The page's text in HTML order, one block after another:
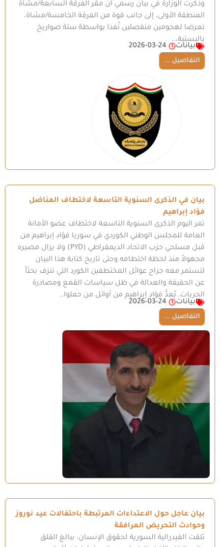
وذكرت الوزارة في بيان رسمي أن مقر الفرقة السابعة/مشاة
المنطقة الأولى، إلى جانب قوة من الفرقة الخامسة/مشاة،
تعرضا لهجومين منفصلين نُفذا بواسطة ستة صواريخ
باليستية،…
بيانات
2026-03-24
التفاصيل ...
بيان في الذكرى السنوية التاسعة لاختطاف المناضل
فؤاد إبراهيم
تمر اليوم الذكرى السنوية التاسعة لاختطاف عضو الأمانة
العامة للمجلس الوطني الكوردي في سوريا فؤاد إبراهيم من
قبل مسلحي حزب الاتحاد الديمقراطي (PYD) ولا يزال مصيره
مجهولاً منذ لحظة اختطافه وحتى تاريخ كتابة هذا البيان
لتستمر معه جراح عوائل المختطفين الكورد التي تنزف بحثاً
عن الحقيقة والعدالة في ظل سياسات القمع ومصادرة
الحريات. يُعدُّ فؤاد إبراهيم من أوائل من حملوا…
بيانات
2026-03-24
التفاصيل ...
بيان عاجل حول الاعتداءات المرتبطة باحتفالات عيد نوروز
وحوادث التحريض المرافقة
تلقت الفيدرالية السورية لحقوق الإنسان، ببالغ القلق